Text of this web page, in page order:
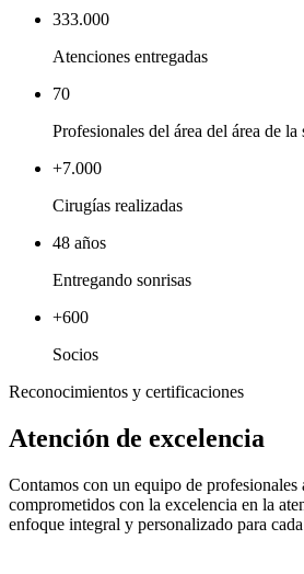
333.000
Atenciones entregadas
70
Profesionales del área del área de la
+7.000
Cirugías realizadas
48 años
Entregando sonrisas
+600
Socios
Reconocimientos y certificaciones
Atención de excelencia
Contamos con un equipo de profesionales
comprometidos con la excelencia en la
enfoque integral y personalizado para